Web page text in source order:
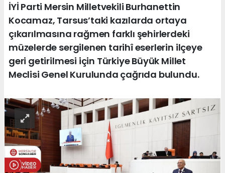
İYİ Parti Mersin Milletvekili Burhanettin
Kocamaz, Tarsus’taki kazılarda ortaya
çıkarılmasına rağmen farklı şehirlerdeki
müzelerde sergilenen tarihî eserlerin ilçeye
geri getirilmesi için Türkiye Büyük Millet
Meclisi Genel Kurulunda çağrıda bulundu.